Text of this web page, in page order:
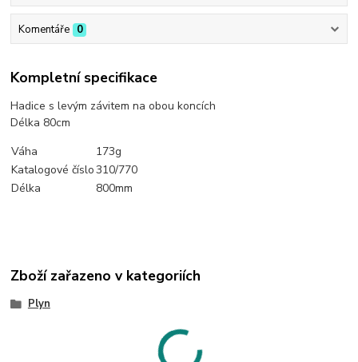
Komentáře 0
Kompletní specifikace
Hadice s levým závitem na obou koncích
Délka 80cm
Váha
173g
Katalogové číslo310/770
Délka
800mm
Zboží zařazeno v kategoriích
Plyn